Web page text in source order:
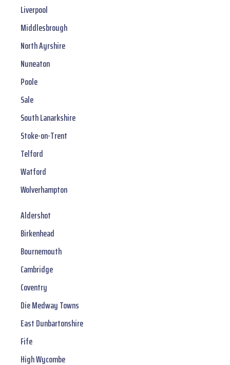
Liverpool
Middlesbrough
North Ayrshire
Nuneaton
Poole
Sale
South Lanarkshire
Stoke-on-Trent
Telford
Watford
Wolverhampton
Aldershot
Birkenhead
Bournemouth
Cambridge
Coventry
Die Medway Towns
East Dunbartonshire
Fife
High Wycombe